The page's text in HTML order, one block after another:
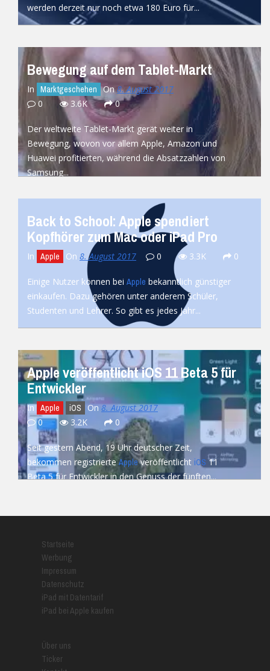
werden derzeit nur noch etwa 180 Euro für...
READ MORE
Bewegung auf dem Tablet-Markt
In Marktgeschehen On8. August 2017
0
3.6K 0
Der weltweite Tablet-Markt gerät weiter in
Bewegung, wovon vor allem Apple, Amazon und
Huawei profitierten, während die Absatzzahlen von
Samsung...
Back to School: Apple spendiert
Kopfhörer zum Mac oder iPad Pro
In Apple On 8. August 2017 0 3.3K 0
Einige Nutzer können bei Apple bekanntlich günstiger
einkaufen. Dazu gehören unter anderem Schüler,
Studenten und Lehrer. So gibt es jedes Jahr...
READ MORE
Apple veröffentlicht iOS 11 Beta 5 für
Entwickler
In Apple iOS On8. August 2017
0
3.2K 0
Seit gestern Abend, 19 Uhr deutscher Zeit,
bekommen registrierteAppleveröffentlicht iOS 11
Beta 5 für Entwickler in den Genuss der fünften...
Startseite
Werbung
Impressum
Datenschutz
iPad mit Datentarif
iPad bei Apple kaufen
Über uns
Ticker